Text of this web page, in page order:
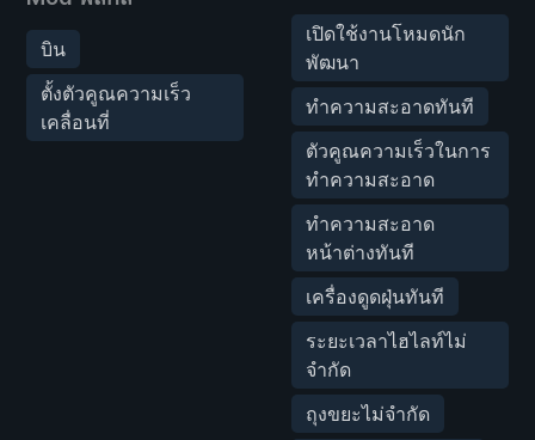
บิน
ตั้งตัวคูณความเร็ว
เคลื่อนที่
เปิดใช้งานโหมดนัก
พัฒนา
ทำความสะอาดทันที
ตัวคูณความเร็วในการ
ทำความสะอาด
ทำความสะอาด
หน้าต่างทันที
เครื่องดูดฝุ่นทันที
ระยะเวลาไฮไลท์ไม่
จำกัด
ถุงขยะไม่จำกัด